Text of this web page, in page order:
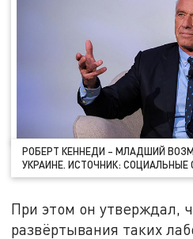
РОБЕРТ КЕННЕДИ – МЛАДШИЙ
УКРАИНЕ. ИСТОЧНИК: СОЦИАЛЬНЫЕ
При этом он утверждал,
развёртывания таких